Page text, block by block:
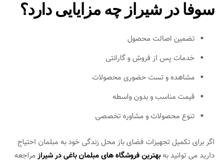
سوفا در شیراز چه مزایایی دارد؟
تضمین اصالت محصول
خدمات پس از فروش و گارانتی
مشاهده و تست حضوری محصولات
قیمت مناسب و بدون واسطه
تنوع محصولات و مشاوره تخصصی
اگر برای تکمیل تجهیزات فضای باز محل زندگی خود به مبلمان احتیاج
دارید می توانید به بهترین فروشگاه های مبلمان باغی در شیرازمراجعه